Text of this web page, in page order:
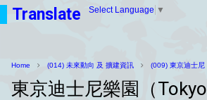
Translate Select Language ▼
Home (014) 未來動向 及 擴建資訊 (009) 東京迪士尼
東京迪士尼樂園（Tokyo